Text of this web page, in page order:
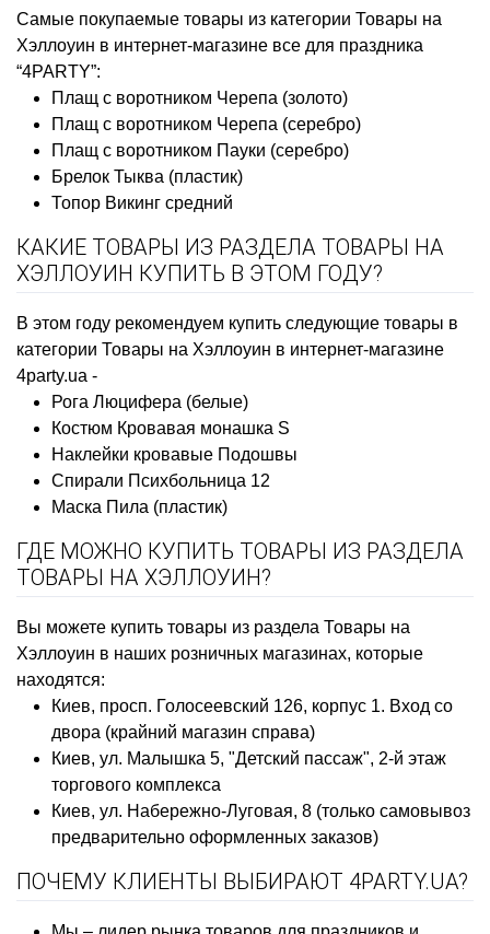
Самые покупаемые товары из категории Товары на
Хэллоуин в интернет-магазине все для праздника
“4PARTY”:
Плащ с воротником Черепа (золото)
Плащ с воротником Черепа (серебро)
Плащ с воротником Пауки (серебро)
Брелок Тыква (пластик)
Топор Викинг средний
КАКИЕ ТОВАРЫ ИЗ РАЗДЕЛА ТОВАРЫ НА
ХЭЛЛОУИН КУПИТЬ В ЭТОМ ГОДУ?
В этом году рекомендуем купить следующие товары в
категории Товары на Хэллоуин в интернет-магазине
4party.ua -
Рога Люцифера (белые)
Костюм Кровавая монашка S
Наклейки кровавые Подошвы
Спирали Психбольница 12
Маска Пила (пластик)
ГДЕ МОЖНО КУПИТЬ ТОВАРЫ ИЗ РАЗДЕЛА
ТОВАРЫ НА ХЭЛЛОУИН?
Вы можете купить товары из раздела Товары на
Хэллоуин в наших розничных магазинах, которые
находятся:
Киев, просп. Голосеевский 126, корпус 1. Вход со
двора (крайний магазин справа)
Киев, ул. Малышка 5, "Детский пассаж", 2-й этаж
торгового комплекса
Киев, ул. Набережно-Луговая, 8 (только самовывоз
предварительно оформленных заказов)
ПОЧЕМУ КЛИЕНТЫ ВЫБИРАЮТ 4PARTY.UA?